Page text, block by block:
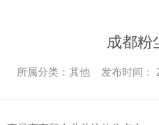
成都粉
所属分类：其他 发布时间：